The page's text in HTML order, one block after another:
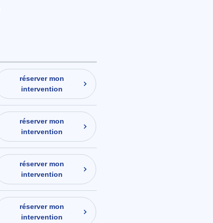
réserver mon
intervention
réserver mon
intervention
réserver mon
intervention
réserver mon
intervention